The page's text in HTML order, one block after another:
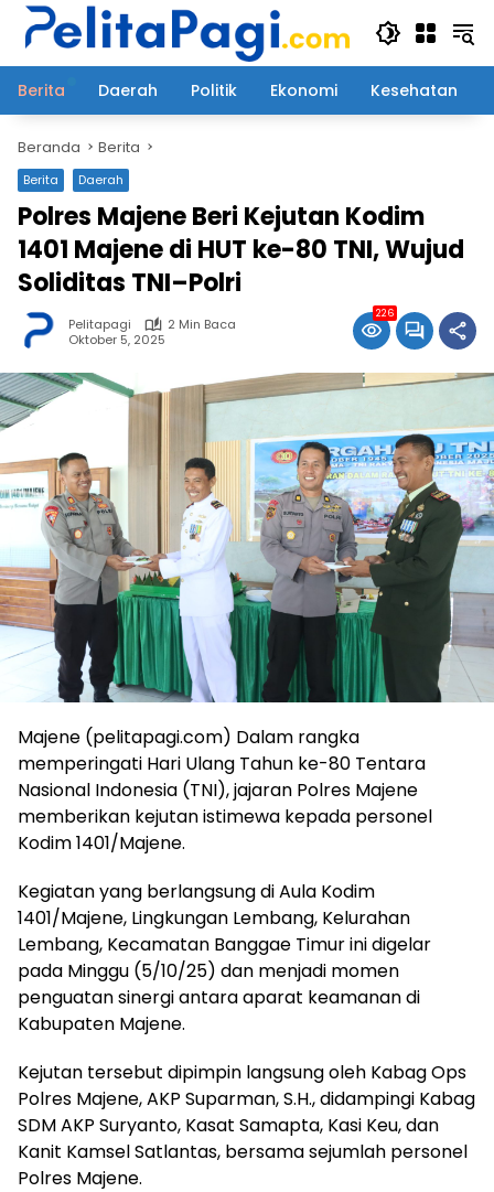
Langsung
Berita
Daerah Politik Ekonomi Kesehatan
Beranda Berita
Berita Daerah
Polres Majene Beri Kejutan Kodim
1401 Majene di HUT ke-80 TNI, Wujud
Soliditas TNI–Polri
Pelitapagi
2 Min Baca
Oktober 5, 2025
226
Majene (pelitapagi.com) Dalam rangka
memperingati Hari Ulang Tahun ke-80 Tentara
Nasional Indonesia (TNI), jajaran Polres Majene
memberikan kejutan istimewa kepada personel
Kodim 1401/Majene.
Kegiatan yang berlangsung di Aula Kodim
1401/Majene, Lingkungan Lembang, Kelurahan
Lembang, Kecamatan Banggae Timur ini digelar
pada Minggu (5/10/25) dan menjadi momen
penguatan sinergi antara aparat keamanan di
Kabupaten Majene.
Kejutan tersebut dipimpin langsung oleh Kabag Ops
Polres Majene, AKP Suparman, S.H., didampingi Kabag
SDM AKP Suryanto, Kasat Samapta, Kasi Keu, dan
Kanit Kamsel Satlantas, bersama sejumlah personel
Polres Majene.